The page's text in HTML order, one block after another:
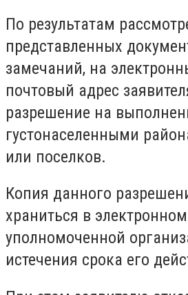
По результатам
представленных
замечаний, на
почтовый адрес
разрешение на
густонаселенными
или поселков.
Копия данного
храниться в
уполномоченной
истечения срока его